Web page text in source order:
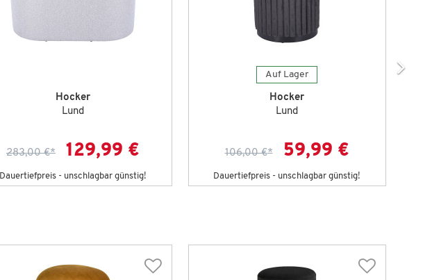
Hocker
Lund
283,00 €* 129,99 €
Dauertiefpreis - unschlagbar günstig!
Auf Lager
Hocker
Lund
106,00 €* 59,99 €
Dauertiefpreis - unschlagbar günstig!